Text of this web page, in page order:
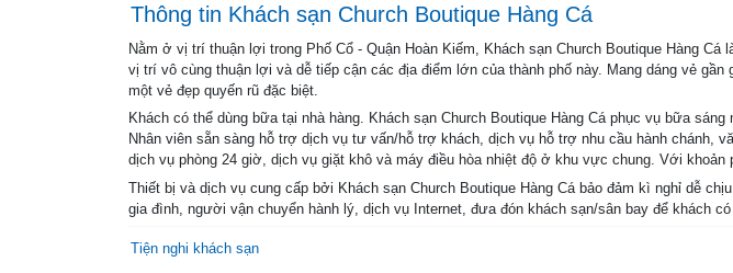
Thông tin Khách sạn Church Boutique Hàng Cá
Nằm ở vị trí thuận lợi trong Phố Cổ - Quận Hoàn Kiếm, Khách sạn Church Boutique Hàng
vị trí vô cùng thuận lợi và dễ tiếp cận các địa điểm lớn của thành phố này. Mang dáng vẻ
một vẻ đẹp quyến rũ đặc biệt.
Khách có thể dùng bữa tại nhà hàng. Khách sạn Church Boutique Hàng Cá phục vụ bữa
Nhân viên sẵn sàng hỗ trợ dịch vụ tư vấn/hỗ trợ khách, dịch vụ hỗ trợ nhu cầu hành chánh,
dịch vụ phòng 24 giờ, dịch vụ giặt khô và máy điều hòa nhiệt độ ở khu vực chung. Với
Thiết bị và dịch vụ cung cấp bởi Khách sạn Church Boutique Hàng Cá bảo đảm kì nghỉ dễ
gia đình, người vận chuyển hành lý, dịch vụ Internet, đưa đón khách sạn/sân bay để khách
Tiện nghi khách sạn